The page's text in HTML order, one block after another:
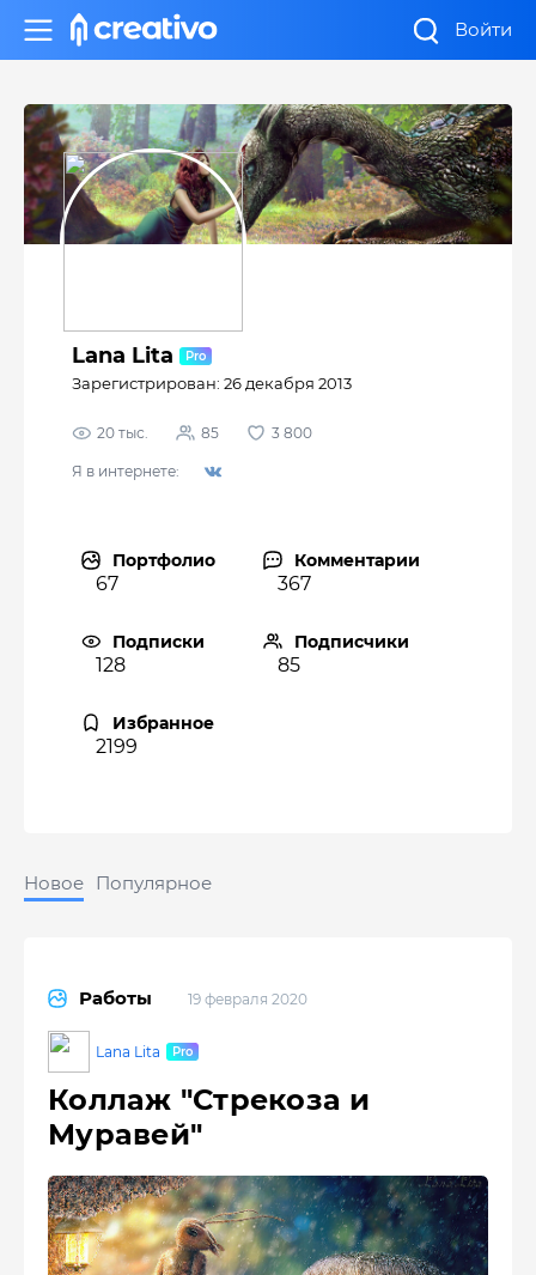
Войти
Lana Lita
Зарегистрирован: 26 декабря 2013
20 тыс. 85 3 800
Я в интернете:
Портфолио
67
Комментарии
367
Подписки
128
Подписчики
85
Избранное
2199
Новое Популярное
Работы 19 февраля 2020
Lana Lita
Коллаж "Стрекоза и
Муравей"